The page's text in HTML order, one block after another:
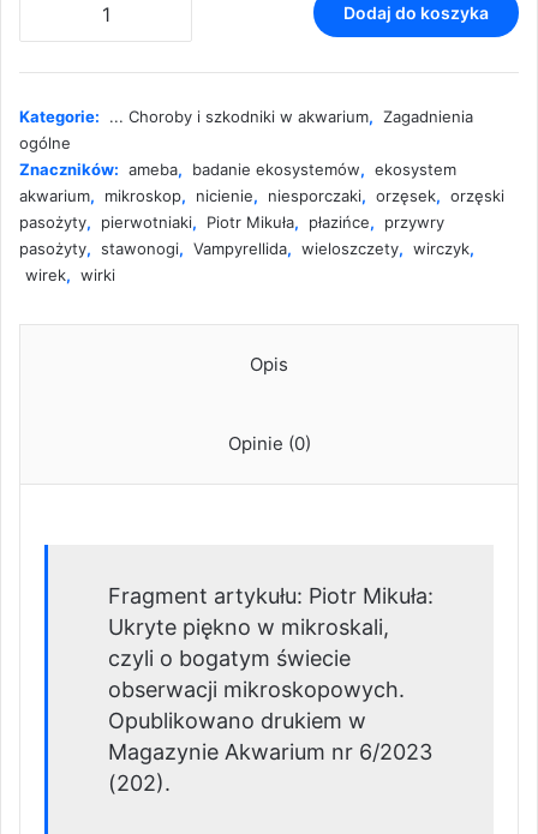
pod
Dodaj do koszyka
Kategorie: ... Choroby i szkodniki w akwarium, Zagadnienia
ogólne
Znaczników: ameba, badanie ekosystemów, ekosystem
akwarium, mikroskop, nicienie, niesporczaki, orzęsek, orzęski
pasożyty, pierwotniaki, Piotr Mikuła, płazińce,
przywry
pasożyty, stawonogi, Vampyrellida, wieloszczety, wirczyk,
wirek, wirki
Opis
Opinie (0)
Fragment artykułu: Piotr Mikuła:
Ukryte piękno w mikroskali,
czyli o bogatym świecie
obserwacji mikroskopowych.
Opublikowano drukiem w
Magazynie Akwarium nr 6/2023
(202).